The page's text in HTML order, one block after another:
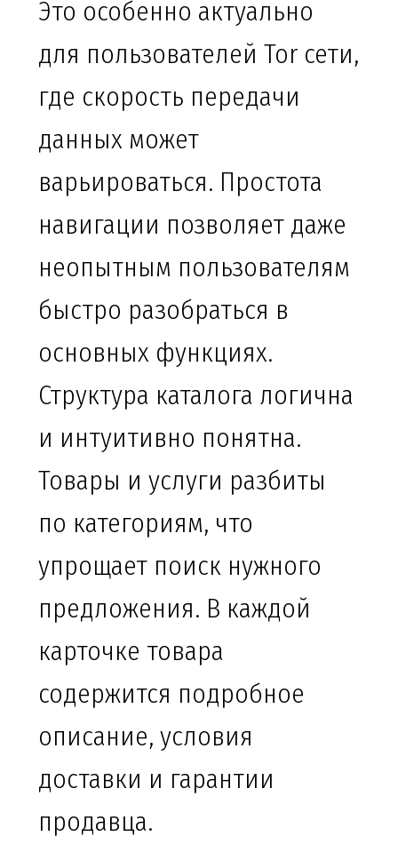
Это особенно актуально
для пользователей Tor сети,
где скорость передачи
данных может
варьироваться. Простота
навигации позволяет даже
неопытным пользователям
быстро разобраться в
основных функциях.
Структура каталога логична
и интуитивно понятна.
Товары и услуги разбиты
по категориям, что
упрощает поиск нужного
предложения. В каждой
карточке товара
содержится подробное
описание, условия
доставки и гарантии
продавца.